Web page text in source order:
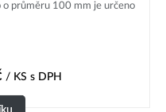
průměru 100 mm je určeno
/ KS s DPH